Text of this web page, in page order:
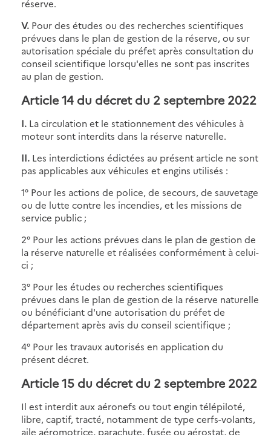
réserve.
V. Pour des études ou des recherches scientifiques
prévues dans le plan de gestion de la réserve, ou sur
autorisation spéciale du préfet après consultation du
conseil scientifique lorsqu'elles ne sont pas inscrites
au plan de gestion.
Article 14 du décret du 2 septembre 2022
I. La circulation et le stationnement des véhicules à
moteur sont interdits dans la réserve naturelle.
II. Les interdictions édictées au présent article ne sont
pas applicables aux véhicules et engins utilisés :
1° Pour les actions de police, de secours, de sauvetage
ou de lutte contre les incendies, et les missions de
service public ;
2° Pour les actions prévues dans le plan de gestion de
la réserve naturelle et réalisées conformément à celui-
ci ;
3° Pour les études ou recherches scientifiques
prévues dans le plan de gestion de la réserve naturelle
ou bénéficiant d'une autorisation du préfet de
département après avis du conseil scientifique ;
4° Pour les travaux autorisés en application du
présent décret.
Article 15 du décret du 2 septembre 2022
Il est interdit aux aéronefs ou tout engin télépiloté,
libre, captif, tracté, notamment de type cerfs-volants,
aile aéromotrice, parachute, fusée ou aérostat, de